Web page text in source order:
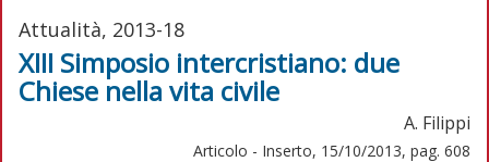
Attualità, 2013-18
XIII Simposio intercristiano: due
Chiese nella vita civile
A. Filippi
Articolo - Inserto, 15/10/2013, pag. 608